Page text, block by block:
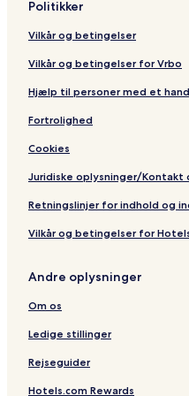
Politikker
Vilkår og betingelser
Vilkår og betingelser for Vrbo
Hjælp til personer med et
Fortrolighed
Cookies
Juridiske oplysninger/Kontakt
Retningslinjer for indhold og
Vilkår og betingelser for
Andre oplysninger
Om os
Ledige stillinger
Rejseguider
Hotels.com Rewards